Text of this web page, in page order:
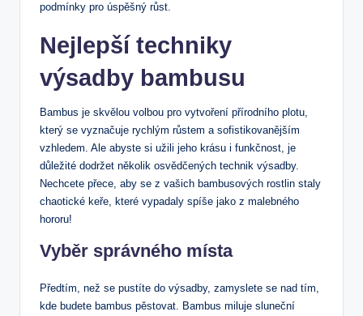
podmínky pro úspěšný růst.
Nejlepší techniky
výsadby bambusu
Bambus je skvělou volbou pro vytvoření přírodního plotu,
který se vyznačuje rychlým růstem a sofistikovanějším
vzhledem. Ale abyste si užili jeho krásu i funkčnost, je
důležité dodržet několik osvědčených technik výsadby.
Nechcete přece, aby se z vašich bambusových rostlin staly
chaotické keře, které vypadaly spíše jako z malebného
hororu!
Vyběr správného místa
Předtím, než se pustíte do výsadby, zamyslete se nad tím,
kde budete bambus pěstovat. Bambus miluje sluneční